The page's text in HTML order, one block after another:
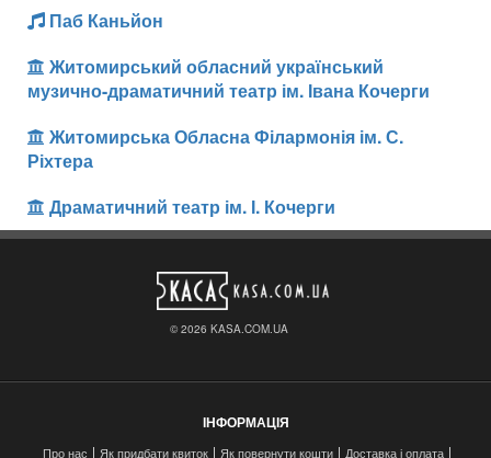
Паб Каньйон
Житомирський обласний український
музично-драматичний театр ім. Івана Кочерги
Житомирська Обласна Філармонія ім. С.
Ріхтера
Драматичний театр ім. І. Кочерги
© 2026 KASA.COM.UA
ІНФОРМАЦІЯ
Про нас Як придбати квиток Як повернути кошти
Доставка і оплата